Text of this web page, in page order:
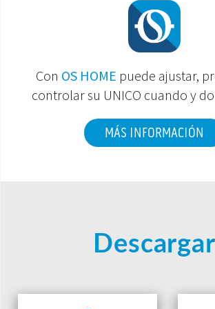
Con OS HOME puede ajustar,
controlar su UNICO cuando y
MÁS INFORMACIÓN
Descargar